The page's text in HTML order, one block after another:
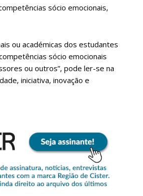
Assinatura
ajude-nos a manter este serviço público!
conteúdos exclusivos e versões digitais.
assinatura desejado:
sócio emocionais,
ou académicas dos estudantes
sócio emocionais
ou outros”, pode ler-se na
iniciativa, inovação e